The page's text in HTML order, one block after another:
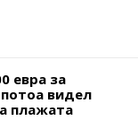
евра за
видел
плажата